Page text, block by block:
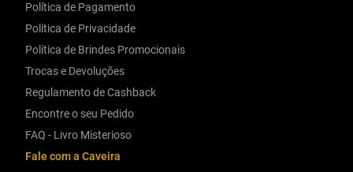
Política de Pagamento
Política de Privacidade
Política de Brindes Promocionais
Trocas e Devoluções
Regulamento de Cashback
Encontre o seu Pedido
FAQ - Livro Misterioso
Fale com a Caveira